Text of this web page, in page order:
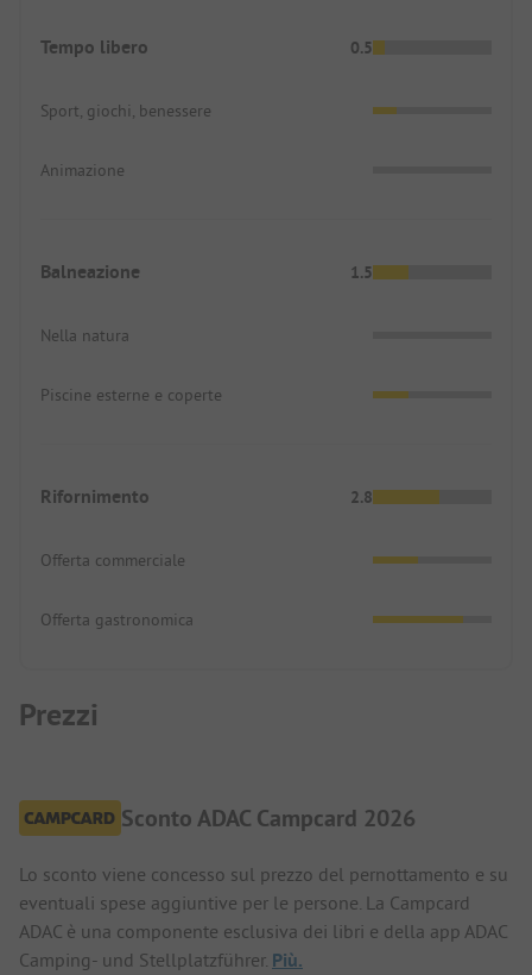
Tempo libero 0.5
Sport, giochi, benessere
Animazione
Balneazione 1.5
Nella natura
Piscine esterne e coperte
Rifornimento 2.8
Offerta commerciale
Offerta gastronomica
Prezzi
Sconto ADAC Campcard 2026
Lo sconto viene concesso sul prezzo del pernottamento e su
eventuali spese aggiuntive per le persone. La Campcard
ADAC è una componente esclusiva dei libri e della app ADAC
Camping- und Stellplatzführer. Più.